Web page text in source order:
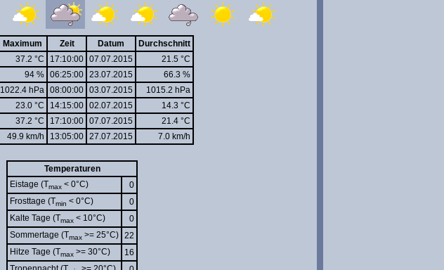
Maximum Zeit Datum
Durchschnitt
37.2 °C 17:10:00 07.07.2015
21.5 °C
94 % 06:25:00 23.07.2015
66.3 %
1022.4 hPa 08:00:00 03.07.2015
1015.2 hPa
23.0 °C 14:15:00 02.07.2015
14.3 °C
37.2 °C 17:10:00 07.07.2015
21.4 °C
49.9 km/h 13:05:00 27.07.2015 7.0 km/h
Temperaturen
Eistage (Tmax < 0°C)
0
Frosttage (Tmin < 0°C)
0
Kalte Tage (Tmax < 10°C)
0
Sommertage (Tmax >= 25°C) 22
Hitze Tage (Tmax >= 30°C)
16